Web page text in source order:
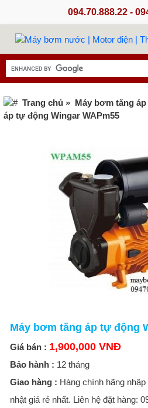
094.70.888.22 -
Trang chủ » Máy bơm tăng
áp tự động Wingar WAPm55
Máy bơm tăng áp tự động
Giá bán : 1,900,000 VNĐ
Bảo hành : 12 tháng
Giao hàng : Hàng chính hãng
nhật giá rẻ nhất. Liên hệ đặt hàng: